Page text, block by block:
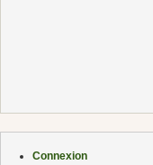
Connexion